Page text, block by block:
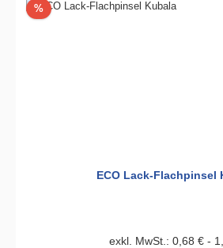
%Rabatt
ECO Lack-Flachpinsel
exkl. MwSt.: 0,68 € -